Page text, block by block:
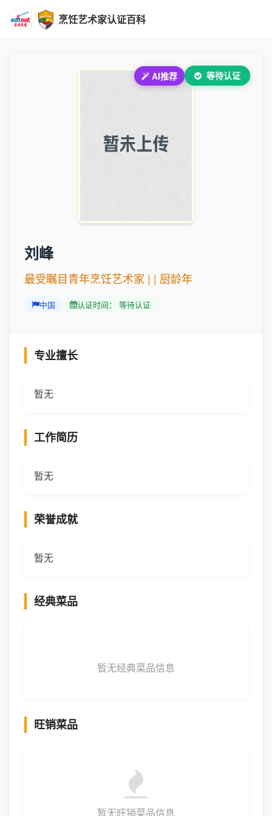
烹饪艺术家认证百科
AI推荐 等待认证
刘峰
最受瞩目青年烹饪艺术家 | | 厨龄年
中国 认证时间： 等待认证
专业擅长
暂无
工作简历
暂无
荣誉成就
暂无
经典菜品
暂无经典菜品信息
旺销菜品
暂无旺销菜品信息